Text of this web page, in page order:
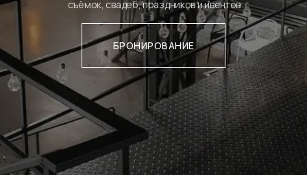
съёмок, свадеб, праздников и ивентов
БРОНИРОВАНИЕ